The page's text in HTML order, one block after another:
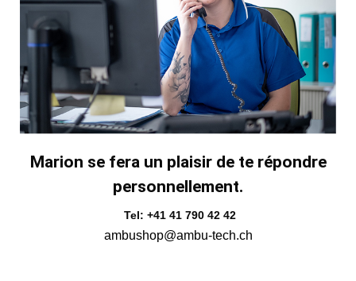
Marion se fera un plaisir de te répondre
personnellement.
Tel: +41 41 790 42 42
ambushop@ambu-tech.ch